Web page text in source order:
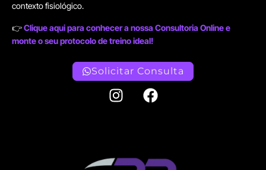
contexto fisiológico.
👉Clique aqui para conhecer a nossa Consultoria Online e
monte o seu protocolo de treino ideal!
Solicitar Consulta